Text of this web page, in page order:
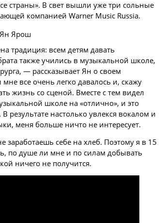
страны». В свет вышли уже три сольные
компанией Warner Music Russia.
традиция: всем детям давать
также учились в музыкальной школе,
— рассказывает Ян о своем
все очень легко давалось и, скажу
жизнь со сценой. Вместе с тем видел
школе на «отлично», и это
настолько увлекся вокалом и
меня больше ничто не интересует.
заработаешь себе на хлеб. Поэтому я в 15
по душе ли мне и по силам добывать
ничего не получится.